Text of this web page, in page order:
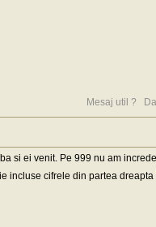
Mesaj util ? Da
si ei venit. Pe 999 nu am
incluse cifrele din partea dreapta